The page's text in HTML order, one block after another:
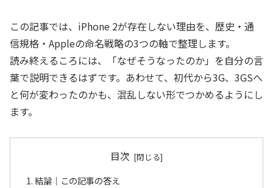
この記事では、iPhone 2が存在しない理由を、歴史・通
信規格・Appleの命名戦略の3つの軸で整理します。
読み終えるころには、「なぜそうなったのか」を自分の言
葉で説明できるはずです。あわせて、初代から3G、3GSへ
と何が変わったのかも、混乱しない形でつかめるようにし
ます。
目次
結論｜この記事の答え